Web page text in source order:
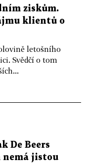
ziskům.
klientů o
letošního
Svědčí o tom
De Beers
nemá jistou